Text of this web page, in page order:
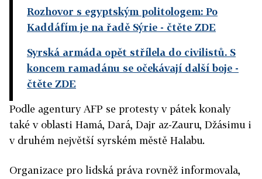
Rozhovor s egyptským politologem: Po
Kaddáfím je na řadě Sýrie - čtěte ZDE
Syrská armáda opět střílela do civilistů. S
koncem ramadánu se očekávají další boje -
čtěte ZDE
Podle agentury AFP se protesty v pátek konaly
také v oblasti Hamá, Dará, Dajr az-Zauru, Džásimu i
v druhém největší syrském městě Halabu.
Organizace pro lidská práva rovněž informovala,